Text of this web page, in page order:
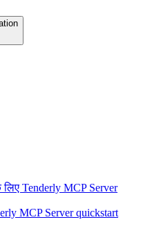
Tenderly MCP Server
MCP Server quickstart